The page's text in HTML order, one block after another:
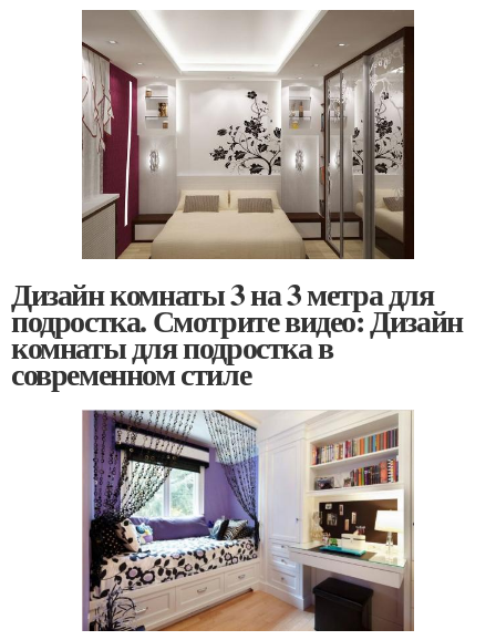
Дизайн комнаты 3 на 3 метра для
подростка. Смотрите видео: Дизайн
комнаты для подростка в
современном стиле